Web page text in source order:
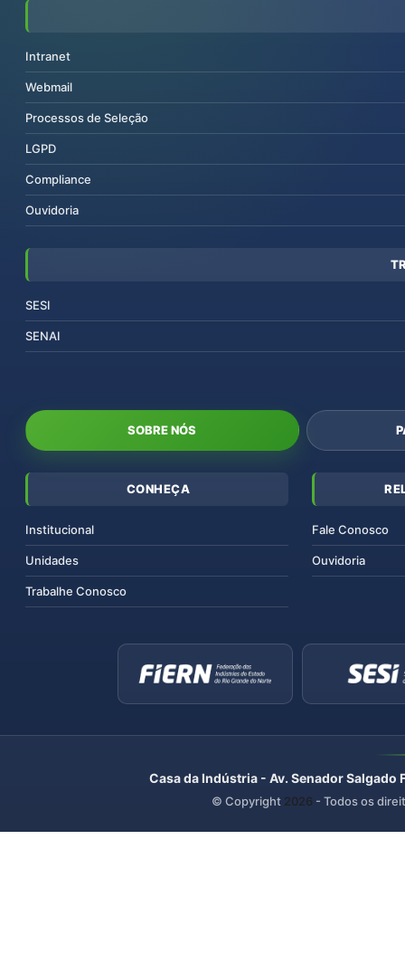
Intranet
Webmail
Processos de Seleção
LGPD
Compliance
Ouvidoria
SESI
SENAI
SOBRE NÓS
CONHEÇA
Institucional
Unidades
Trabalhe Conosco
Fale Conosco
Ouvidoria
Casa da Indústria - Av. Senador
© Copyright 2026 - Todos os